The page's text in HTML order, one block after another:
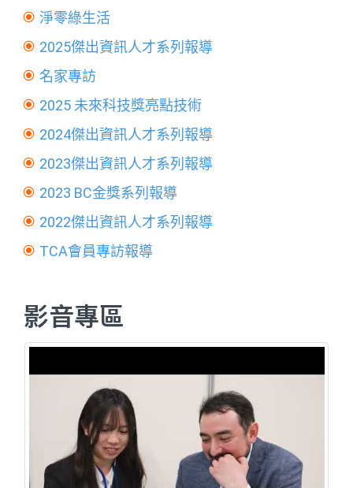
淨零綠生活
2025傑出資訊人才系列報導
名家專訪
2025 未來科技獎亮點技術
2024傑出資訊人才系列報導
2023傑出資訊人才系列報導
2023 BC金獎系列報導
2022傑出資訊人才系列報導
TCA會員專訪報導
影音專區